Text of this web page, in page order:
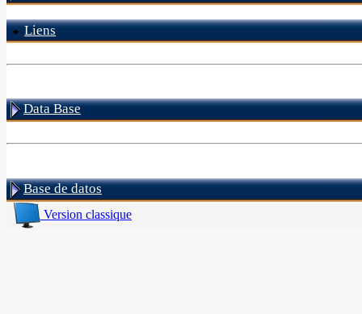
Liens
Data Base
Base de datos
Version classique